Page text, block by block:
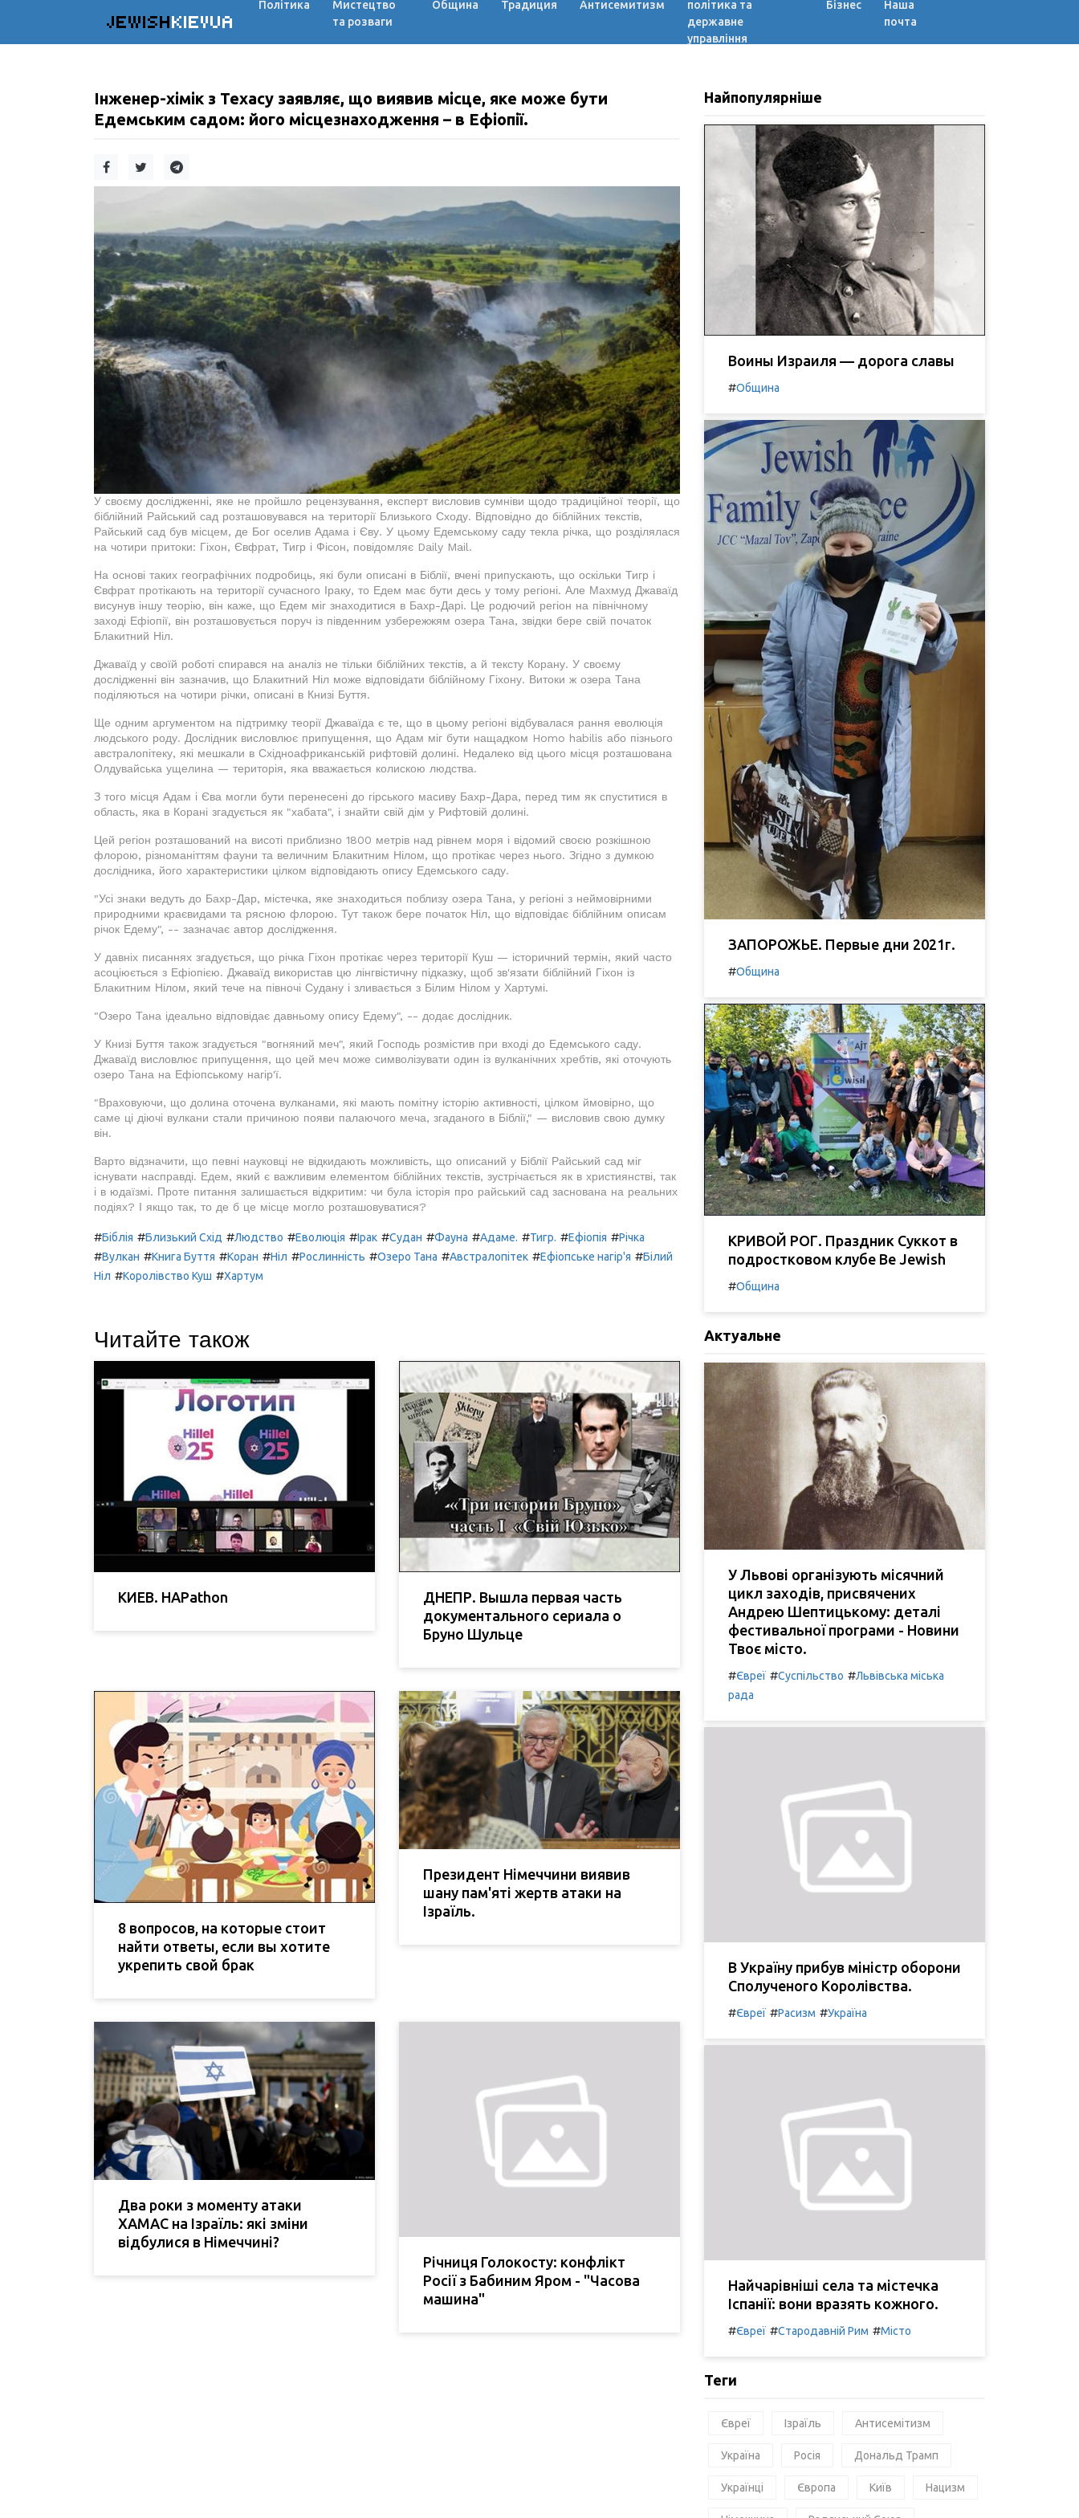
JEWISHKIEVUA
Політика
Мистецтво
та розваги
Община Традиция Антисемитизм
політика та
державне
управління
Бізнес
Наша
почта
Інженер-хімік з Техасу заявляє, що виявив місце, яке може бути
Едемським садом: його місцезнаходження – в Ефіопії.
У своєму дослідженні, яке не пройшло рецензування, експерт висловив сумніви щодо традиційної теорії, що
біблійний Райський сад розташовувався на території Близького Сходу. Відповідно до біблійних текстів,
Райський сад був місцем, де Бог оселив Адама і Єву. У цьому Едемському саду текла річка, що розділялася
на чотири притоки: Гіхон, Євфрат, Тигр і Фісон, повідомляє Daily Mail.
На основі таких географічних подробиць, які були описані в Біблії, вчені припускають, що оскільки Тигр і
Євфрат протікають на території сучасного Іраку, то Едем має бути десь у тому регіоні. Але Махмуд Джаваїд
висунув іншу теорію, він каже, що Едем міг знаходитися в Бахр-Дарі. Це родючий регіон на північному
заході Ефіопії, він розташовується поруч із південним узбережжям озера Тана, звідки бере свій початок
Блакитний Ніл.
Джаваїд у своїй роботі спирався на аналіз не тільки біблійних текстів, а й тексту Корану. У своєму
дослідженні він зазначив, що Блакитний Ніл може відповідати біблійному Гіхону. Витоки ж озера Тана
поділяються на чотири річки, описані в Книзі Буття.
Ще одним аргументом на підтримку теорії Джаваїда є те, що в цьому регіоні відбувалася рання еволюція
людського роду. Дослідник висловлює припущення, що Адам міг бути нащадком Homo habilis або пізнього
австралопітеку, які мешкали в Східноафриканській рифтовій долині. Недалеко від цього місця розташована
Олдувайська ущелина — територія, яка вважається колискою людства.
З того місця Адам і Єва могли бути перенесені до гірського масиву Бахр-Дара, перед тим як спуститися в
область, яка в Корані згадується як "хабата", і знайти свій дім у Рифтовій долині.
Цей регіон розташований на висоті приблизно 1800 метрів над рівнем моря і відомий своєю розкішною
флорою, різноманіттям фауни та величним Блакитним Нілом, що протікає через нього. Згідно з думкою
дослідника, його характеристики цілком відповідають опису Едемського саду.
"Усі знаки ведуть до Бахр-Дар, містечка, яке знаходиться поблизу озера Тана, у регіоні з неймовірними
природними краєвидами та рясною флорою. Тут також бере початок Ніл, що відповідає біблійним описам
річок Едему", -- зазначає автор дослідження.
У давніх писаннях згадується, що річка Гіхон протікає через території Куш — історичний термін, який часто
асоціюється з Ефіопією. Джаваїд використав цю лінгвістичну підказку, щоб зв'язати біблійний Гіхон із
Блакитним Нілом, який тече на півночі Судану і зливається з Білим Нілом у Хартумі.
"Озеро Тана ідеально відповідає давньому опису Едему", -- додає дослідник.
У Книзі Буття також згадується "вогняний меч", який Господь розмістив при вході до Едемського саду.
Джаваїд висловлює припущення, що цей меч може символізувати один із вулканічних хребтів, які оточують
озеро Тана на Ефіопському нагір'ї.
"Враховуючи, що долина оточена вулканами, які мають помітну історію активності, цілком ймовірно, що
саме ці діючі вулкани стали причиною появи палаючого меча, згаданого в Біблії," — висловив свою думку
він.
Варто відзначити, що певні науковці не відкидають можливість, що описаний у Біблії Райський сад міг
існувати насправді. Едем, який є важливим елементом біблійних текстів, зустрічається як в християнстві, так
і в юдаїзмі. Проте питання залишається відкритим: чи була історія про райський сад заснована на реальних
подіях? І якщо так, то де б це місце могло розташовуватися?
#Біблія #Близький Схід #Людство #Еволюція #Ірак #Судан #Фауна #Адаме. #Тигр. #Ефіопія #Річка
#Вулкан #Книга Буття #Коран #Ніл #Рослинність #Озеро Тана #Австралопітек #Ефіопське нагір'я #Білий
Ніл #Королівство Куш #Хартум
Читайте також
КИЕВ. HAPathon
ДНЕПР. Вышла первая часть
документального сериала о
Бруно Шульце
8 вопросов, на которые стоит
найти ответы, если вы хотите
укрепить свой брак
Президент Німеччини виявив
шану пам'яті жертв атаки на
Ізраїль.
Два роки з моменту атаки
ХАМАС на Ізраїль: які зміни
відбулися в Німеччині?
Річниця Голокосту: конфлікт
Росії з Бабиним Яром - "Часова
машина"
Найпопулярніше
Воины Израиля — дорога славы
#Община
ЗАПОРОЖЬЕ. Первые дни 2021г.
#Община
КРИВОЙ РОГ. Праздник Суккот в
подростковом клубе Be Jewish
#Община
Актуальне
У Львові організують місячний
цикл заходів, присвячених
Андрею Шептицькому: деталі
фестивальної програми - Новини
Твоє місто.
#Євреї #Суспільство #Львівська міська
рада
В Україну прибув міністр оборони
Сполученого Королівства.
#Євреї #Расизм #Україна
Найчарівніші села та містечка
Іспанії: вони вразять кожного.
#Євреї #Стародавній Рим #Місто
Теги
Євреї Ізраїль Антисемітизм
Україна Росія Дональд Трамп
Українці Європа Київ Нацизм